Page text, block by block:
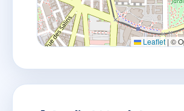
Leaflet | ©